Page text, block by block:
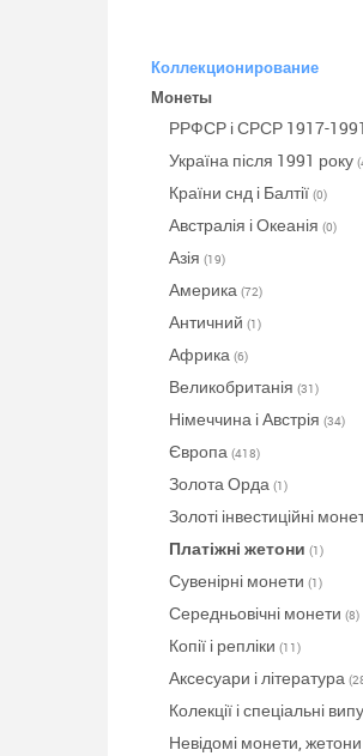
Коллекционирование
Монеты
РРФСР і СРСР 1917-
Україна після 1991 року
Країни снд і Балтії (0)
Австралія і Океанія (0)
Азія (19)
Америка (72)
Античний (1)
Африка (6)
Великобританія (31)
Німеччина і Австрія (34)
Європа (418)
Золота Орда (1)
Золоті інвестиційні
Платіжні жетони (1)
Сувенірні монети (1)
Середньовічні монети (8)
Копії і репліки (11)
Аксесуари і література
Колекції і спеціальні
Невідомі монети, жетони